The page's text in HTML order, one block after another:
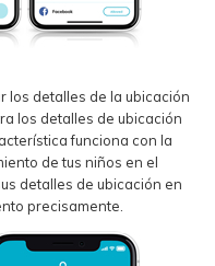
los detalles de la ubicación
los detalles de ubicación
funciona con la
de tus niños en el
detalles de ubicación en
precisamente.